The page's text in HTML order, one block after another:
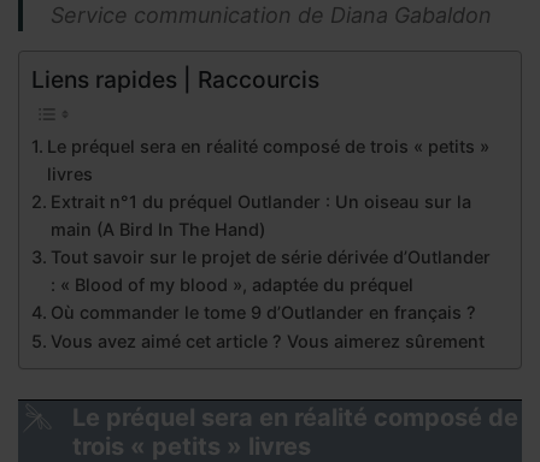
Service communication de Diana Gabaldon
Liens rapides | Raccourcis
Le préquel sera en réalité composé de trois « petits »
livres
Extrait n°1 du préquel Outlander : Un oiseau sur la
main (A Bird In The Hand)
Tout savoir sur le projet de série dérivée d’Outlander
: « Blood of my blood », adaptée du préquel
Où commander le tome 9 d’Outlander en français ?
Vous avez aimé cet article ? Vous aimerez sûrement
Le préquel sera en réalité composé de
trois « petits » livres